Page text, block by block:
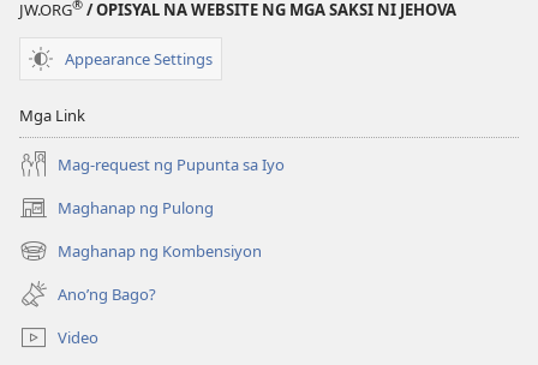
JW.ORG® / OPISYAL NA WEBSITE NG MGA SAKSI NI JEHOVA
Appearance Settings
Mga Link
Mag-request ng Pupunta sa Iyo
Maghanap ng Pulong
(may
bubukas
na
bagong
window)
Maghanap ng Kombensiyon
(may
bubukas
na
bagong
window)
Ano’ng Bago?
Video